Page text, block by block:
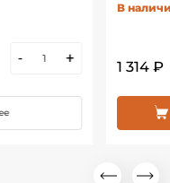
- +
В
1 314 ₽